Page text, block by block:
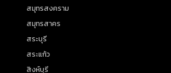
สมุทรสงคราม
สมุทรสาคร
สระบุรี
สระแก้ว
สิงห์บุรี